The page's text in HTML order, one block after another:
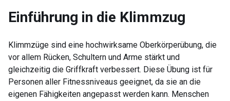
Einführung in die Klimmzug
Klimmzüge sind eine hochwirksame Oberkörperübung, die
vor allem Rücken, Schultern und Arme stärkt und
gleichzeitig die Griffkraft verbessert. Diese Übung ist für
Personen aller Fitnessniveaus geeignet, da sie an die
eigenen Fähigkeiten angepasst werden kann. Menschen